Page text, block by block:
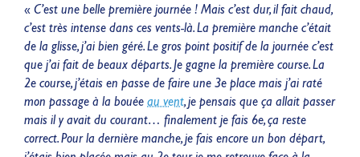
« C’est une belle première journée ! Mais c’est dur, il fait chaud,
c’est très intense dans ces vents-là. La première manche c’était
de la glisse, j’ai bien géré. Le gros point positif de la journée c’est
que j’ai fait de beaux départs. Je gagne la première course. La
2e course, j’étais en passe de faire une 3e place mais j’ai raté
mon passage à la bouée au vent, je pensais que ça allait passer
mais il y avait du courant… finalement je fais 6e, ça reste
correct. Pour la dernière manche, je fais encore un bon départ,